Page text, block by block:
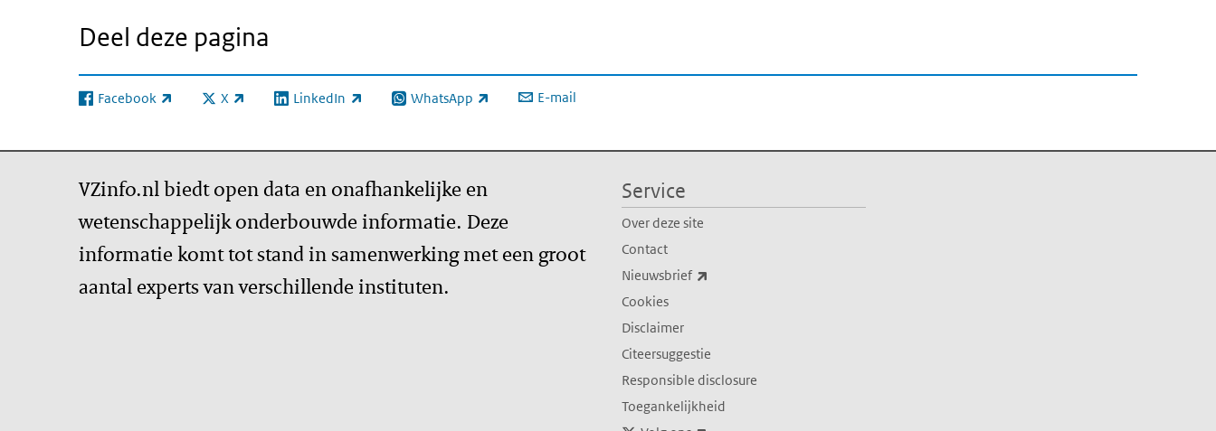
Deel deze pagina
Facebook
(externe link) X
(externe link) LinkedIn
(externe link) WhatsApp
(externe link) E-mail
VZinfo.nl biedt open data en onafhankelijke en
wetenschappelijk onderbouwde informatie. Deze
informatie komt tot stand in samenwerking met een groot
aantal experts van verschillende instituten.
Service
Over deze site
Contact
Nieuwsbrief
Cookies
Disclaimer
Citeersuggestie
Responsible disclosure
Toegankelijkheid